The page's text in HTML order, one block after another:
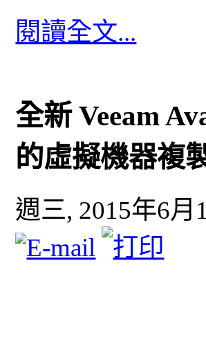
閱讀全文...
全新 Veeam
的虛擬機器複
週三, 2015年6月